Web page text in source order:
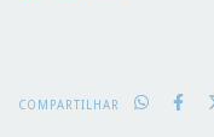
COMPARTILHAR